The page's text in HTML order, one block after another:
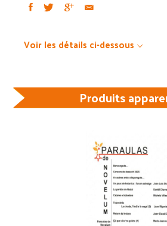
Voir les détails ci-dessous
Produits